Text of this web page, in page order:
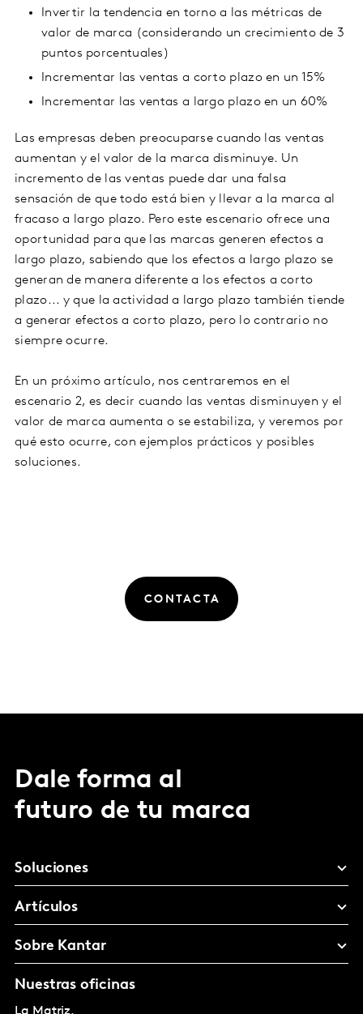
Invertir la tendencia en torno a las métricas de
valor de marca (considerando un crecimiento de 3
puntos porcentuales)
Incrementar las ventas a corto plazo en un 15%
Incrementar las ventas a largo plazo en un 60%
Las empresas deben preocuparse cuando las ventas
aumentan y el valor de la marca disminuye. Un
incremento de las ventas puede dar una falsa
sensación de que todo está bien y llevar a la marca al
fracaso a largo plazo. Pero este escenario ofrece una
oportunidad para que las marcas generen efectos a
largo plazo, sabiendo que los efectos a largo plazo se
generan de manera diferente a los efectos a corto
plazo... y que la actividad a largo plazo también tiende
a generar efectos a corto plazo, pero lo contrario no
siempre ocurre.
En un próximo artículo, nos centraremos en el
escenario 2, es decir cuando las ventas disminuyen y el
valor de marca aumenta o se estabiliza, y veremos por
qué esto ocurre, con ejemplos prácticos y posibles
soluciones.
CONTACTA
Dale forma al
futuro de tu marca
Soluciones
Artículos
Sobre Kantar
Nuestras oficinas
La Matriz,